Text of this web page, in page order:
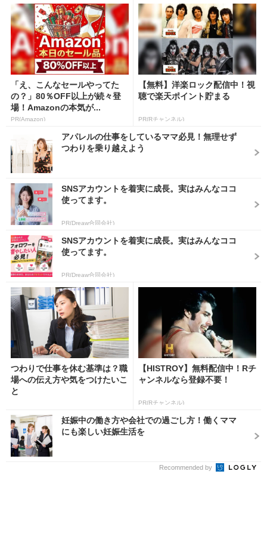
「え、こんなセールやってた
の？」80％OFF以上が続々登
場！Amazonの本気が...
PR(Amazon)
【無料】洋楽ロック配信中！視
聴で楽天ポイント貯まる
PR(Rチャンネル)
アパレルの仕事をしているママ必見！無理せず
つわりを乗り越えよう
SNSアカウントを着実に成長。実はみんなココ
使ってます。
PR(Dreaw合同会社)
SNSアカウントを着実に成長。実はみんなココ
使ってます。
PR(Dreaw合同会社)
つわりで仕事を休む基準は？職
場への伝え方や気をつけたいこ
と
【HISTROY】無料配信中！Rチ
ャンネルなら登録不要！
PR(Rチャンネル)
妊娠中の働き方や会社での過ごし方！働くママ
にも楽しい妊娠生活を
Recommended by